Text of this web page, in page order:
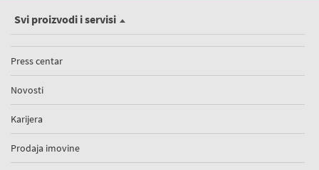
Svi proizvodi i servisi
Press centar
Novosti
Karijera
Prodaja imovine